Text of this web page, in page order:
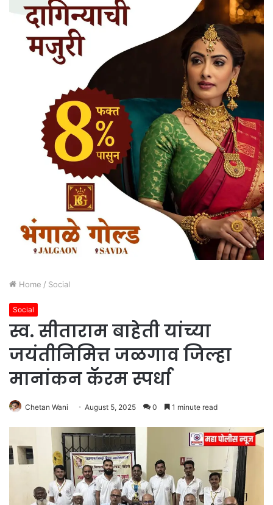
Home / Social
Social
स्व. सीताराम बाहेती यांच्या
जयंतीनिमित्त जळगाव जिल्हा
मानांकन कॅरम स्पर्धा
Chetan Wani August 5, 2025 0 1 minute read